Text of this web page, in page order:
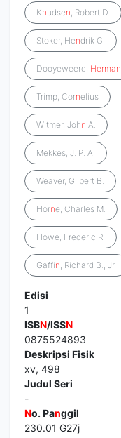
Knudsen, Robert D.
Stoker, Hendrik G.
Dooyeweerd, Herman
Trimp, Cornelius
Witmer, John A.
Mekkes, J. P. A.
Weaver, Gilbert B.
Horne, Charles M.
Howe, Frederic R.
Gaffin, Richard B., Jr.
Edisi
1
ISBN/ISSN
0875524893
Deskripsi Fisik
xv, 498
Judul Seri
-
No. Panggil
230.01 G27j